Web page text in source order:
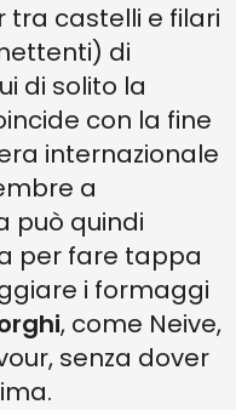
tra castelli e filari
di
di solito la
con la fine
internazionale
a
può quindi
per fare tappa
i formaggi
, come Neive,
senza dover